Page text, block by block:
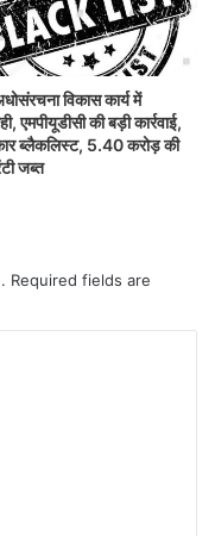
विकास कार्य में
एमपीयूडीसी की बड़ी कार्रवाई,
ब्लैकलिस्ट, 5.40 करोड़ की
जब्त
Required fields are